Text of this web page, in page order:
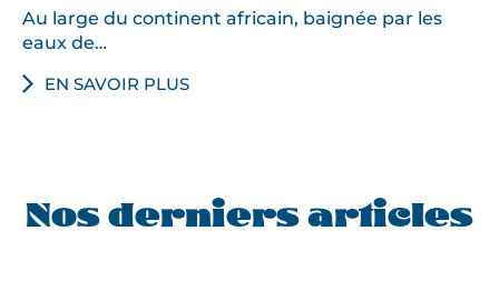
Au large du continent africain, baignée par les
eaux de…
EN SAVOIR PLUS
Nos derniers articles